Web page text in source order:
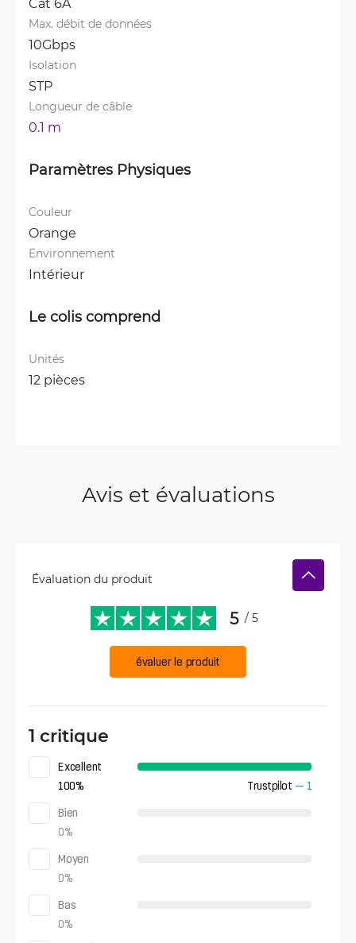
Max. débit de données
10Gbps
Isolation
STP
Longueur de câble
0.1 m
Paramètres Physiques
Couleur
Orange
Environnement
Intérieur
Le colis comprend
Unités
12 pièces
Avis et évaluations
Évaluation du produit
5 / 5
évaluer le produit
1 critique
Excellent
100% Trustpilot — 1
Bien
0%
Moyen
0%
Bas
0%